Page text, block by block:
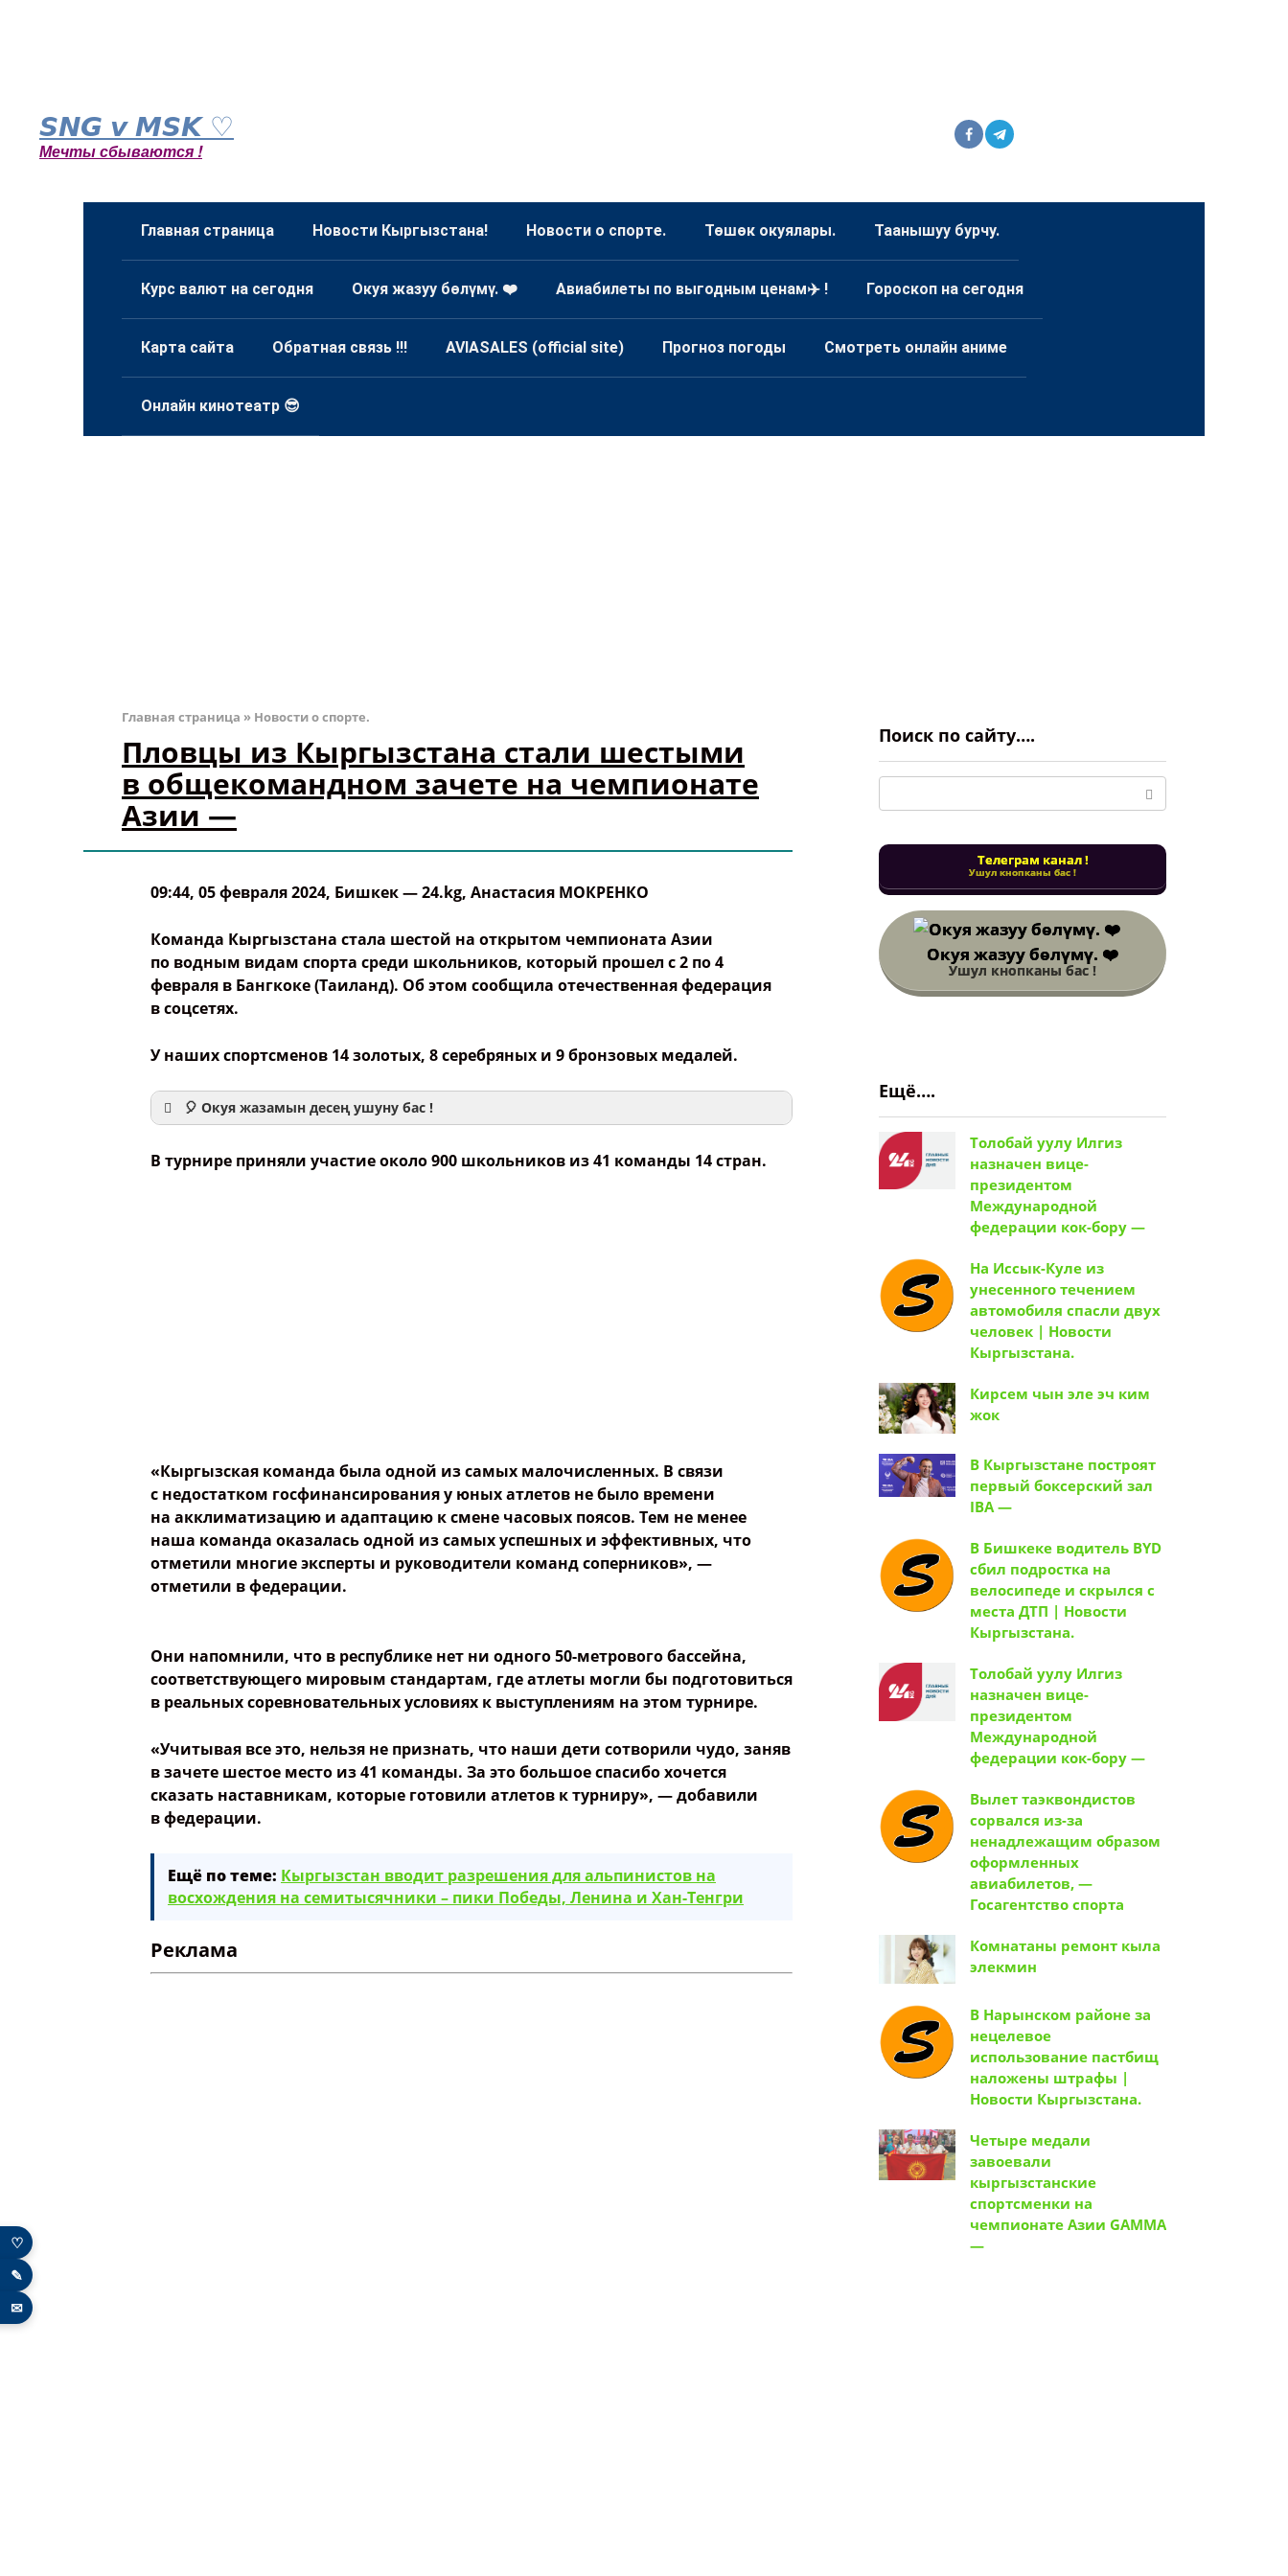
контенту𝙎𝙉𝙂 𝙫 𝙈𝙎𝙆 ♡
Мечты сбываются !
Главная страница Новости Кыргызстана! Новости о спорте. Төшөк окуялары. Таанышуу бурчу.
Курс валют на сегодня Окуя жазуу бөлүмү. ❤️ Авиабилеты по выгодным ценам✈️ ! Гороскоп на сегодня
Карта сайта Обратная связь !!! AVIASALES (official site) Прогноз погоды Смотреть онлайн аниме
Онлайн кинотеатр 😎
Главная страница » Новости о спорте.
Пловцы из Кыргызстана стали шестыми
в общекомандном зачете на чемпионате
Азии —
09:44, 05 февраля 2024, Бишкек —24.kg, Анастасия МОКРЕНКО
Команда Кыргызстана стала шестой на открытом чемпионата Азии
по водным видам спорта среди школьников, который прошел с 2 по 4
февраля в Бангкоке (Таиланд). Об этом сообщила отечественная федерация
в соцсетях.
У наших спортсменов 14 золотых, 8 серебряных и 9 бронзовых медалей.
🎈 Окуя жазамын десең ушуну бас !
В турнире приняли участие около 900 школьников из 41 команды 14 стран.
«Кыргызская команда была одной из самых малочисленных. В связи
с недостатком госфинансирования у юных атлетов не было времени
на акклиматизацию и адаптацию к смене часовых поясов. Тем не менее
наша команда оказалась одной из самых успешных и эффективных, что
отметили многие эксперты и руководители команд соперников», —
отметили в федерации.
Они напомнили, что в республике нет ни одного 50-метрового бассейна,
соответствующего мировым стандартам, где атлеты могли бы подготовиться
в реальных соревновательных условиях к выступлениям на этом турнире.
«Учитывая все это, нельзя не признать, что наши дети сотворили чудо, заняв
в зачете шестое место из 41 команды. За это большое спасибо хочется
сказать наставникам, которые готовили атлетов к турниру», — добавили
в федерации.
Ещё по теме: Кыргызстан вводит разрешения для альпинистов на
восхождения на семитысячники – пики Победы, Ленина и Хан-Тенгри
Реклама
Поиск по сайту….
Телеграм канал !
Ушул кнопканы бас !
Окуя жазуу бөлүмү. ❤️
Ушул кнопканы бас !
Ещё….
Толобай уулу Илгиз
назначен вице-
президентом
Международной
федерации кок-бору —
На Иссык-Куле из
унесенного течением
автомобиля спасли двух
человек | Новости
Кыргызстана.
Кирсем чын эле эч ким
жок
В Кыргызстане построят
первый боксерский зал
IBA —
В Бишкеке водитель BYD
сбил подростка на
велосипеде и скрылся с
места ДТП | Новости
Кыргызстана.
Толобай уулу Илгиз
назначен вице-
президентом
Международной
федерации кок-бору —
Вылет таэквондистов
сорвался из-за
ненадлежащим образом
оформленных
авиабилетов, —
Госагентство спорта
Комнатаны ремонт кыла
элекмин
В Нарынском районе за
нецелевое
использование пастбищ
наложены штрафы |
Новости Кыргызстана.
Четыре медали
завоевали
кыргызстанские
спортсменки на
чемпионате Азии GAMMA
—
♡
✎
✉